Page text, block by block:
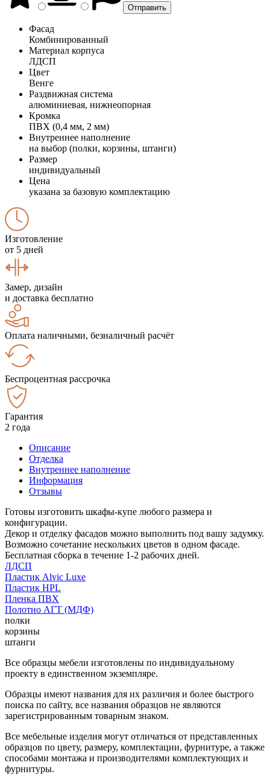
Фасад
Комбинированный
Материал корпуса
ЛДСП
Цвет
Венге
Раздвижная система
алюминиевая, нижнеопорная
Кромка
ПВХ (0,4 мм, 2 мм)
Внутреннее наполнение
на выбор (полки, корзины, штанги)
Размер
индивидуальный
Цена
указана за базовую комплектацию
Изготовление
от 5 дней
Замер, дизайн
и доставка бесплатно
Оплата наличными, безналичный расчёт
Беспроцентная рассрочка
Гарантия
2 года
Описание
Отделка
Внутреннее наполнение
Информация
Отзывы
Готовы изготовить шкафы-купе любого размера и
конфигурации.
Декор и отделку фасадов можно выполнить под вашу задумку.
Возможно сочетание нескольких цветов в одном фасаде.
Бесплатная сборка в течение 1-2 рабочих дней.
ЛДСП
Пластик Alvic Luxe
Пластик HPL
Пленка ПВХ
Полотно АГТ (МДФ)
полки
корзины
штанги
Все образцы мебели изготовлены по индивидуальному
проекту в единственном экземпляре.
Образцы имеют названия для их различия и более быстрого
поиска по сайту, все названия образцов не являются
зарегистрированным товарным знаком.
Все мебельные изделия могут отличаться от представленных
образцов по цвету, размеру, комплектации, фурнитуре, а также
способами монтажа и производителями комплектующих и
фурнитуры.